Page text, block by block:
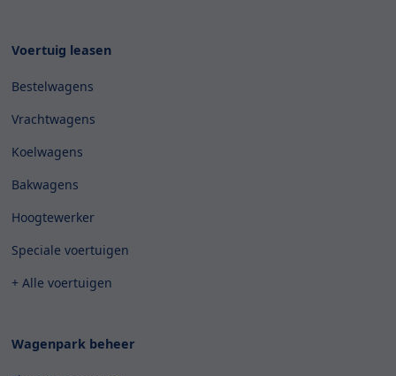
Voertuig leasen
Bestelwagens
Vrachtwagens
Koelwagens
Bakwagens
Hoogtewerker
Speciale voertuigen
+ Alle voertuigen
Wagenpark beheer